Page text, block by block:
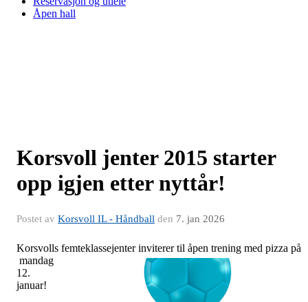
Åpen hall
Korsvoll jenter 2015 starter
opp igjen etter nyttår!
Postet av Korsvoll IL - Håndball den 7. jan 2026
Korsvolls femteklassejenter inviterer til åpen trening med pizza på
mandag
12.
januar!